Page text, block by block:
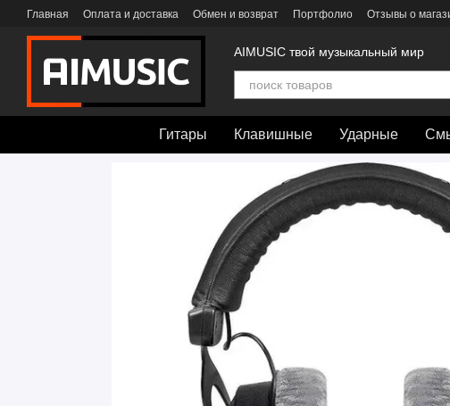
Перейти к основному контенту
Главная Оплата и доставка Обмен и возврат Портфолио Отзывы о
AIMUSIC твой музыкальный мир
Гитары Клавишные Ударные